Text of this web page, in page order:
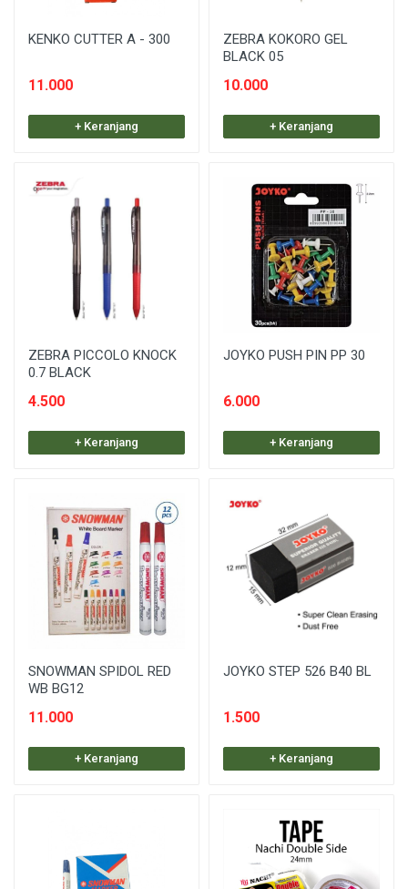
KENKO CUTTER A - 300
11.000
+ Keranjang
ZEBRA KOKORO GEL
BLACK 05
10.000
+ Keranjang
ZEBRA PICCOLO KNOCK
0.7 BLACK
4.500
+ Keranjang
JOYKO PUSH PIN PP 30
6.000
+ Keranjang
SNOWMAN SPIDOL RED
WB BG12
11.000
+ Keranjang
JOYKO STEP 526 B40 BL
1.500
+ Keranjang